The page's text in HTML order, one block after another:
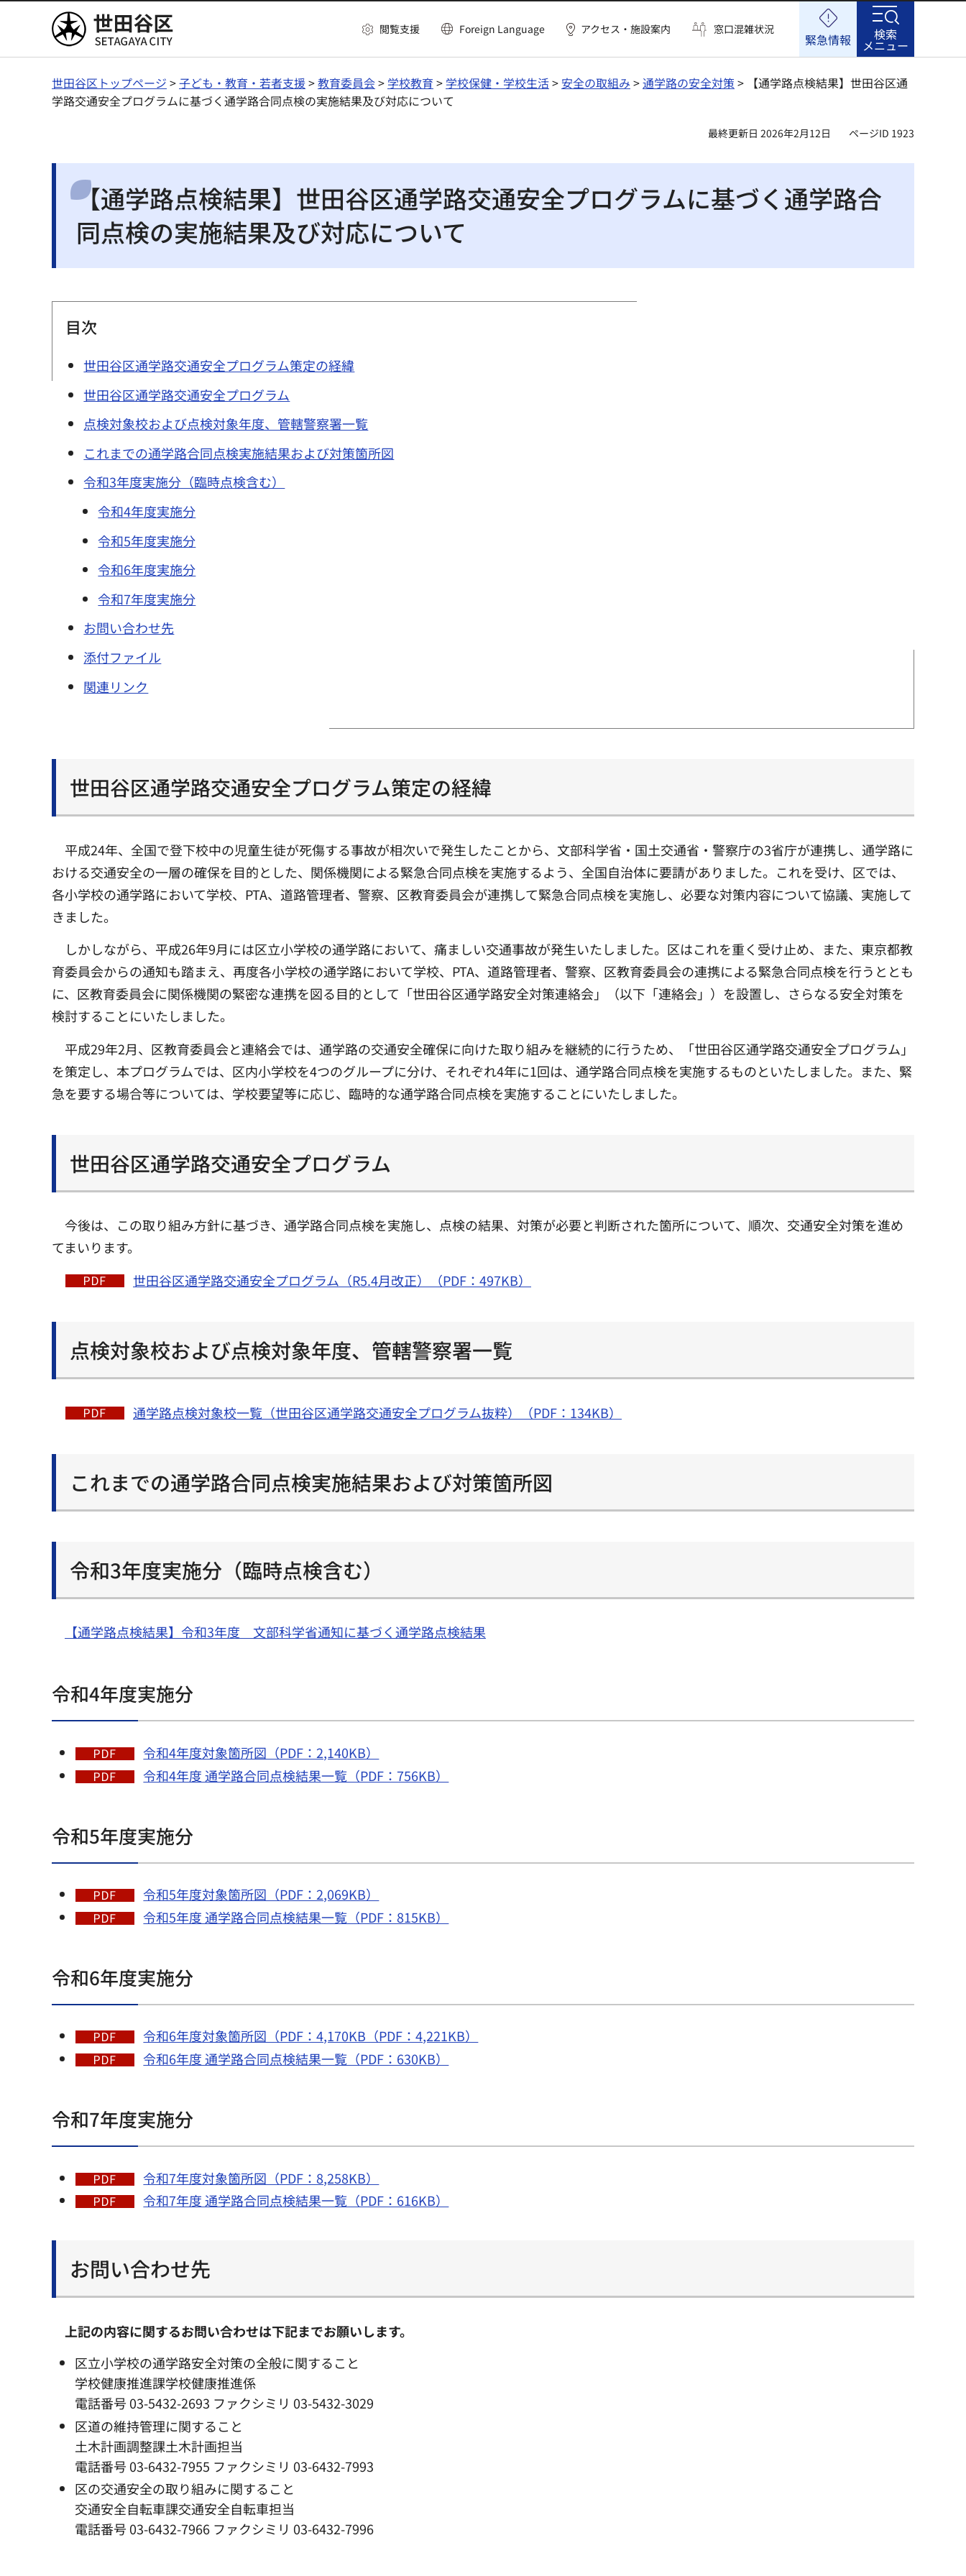
世田谷区 閲覧支援 Foreign Language アクセス・施設案内 窓口混雑状況
緊急情報 検索
メニュー
世田谷区トップページ >子ども・教育・若者支援>教育委員会> 学校教育 > 学校保健・学校生活> 安全の取組み >通学路の安全対策> 【通学路点検結果】世田谷区通
学路交通安全プログラムに基づく通学路合同点検の実施結果及び対応について
最終更新日 2026年2月12日 ページID 1923
【通学路点検結果】世田谷区通学路交通安全プログラムに基づく通学路合
同点検の実施結果及び対応について
目次
世田谷区通学路交通安全プログラム策定の経緯
世田谷区通学路交通安全プログラム
点検対象校および点検対象年度、管轄警察署一覧
これまでの通学路合同点検実施結果および対策箇所図
令和3年度実施分（臨時点検含む）
令和4年度実施分
令和5年度実施分
令和6年度実施分
令和7年度実施分
お問い合わせ先
添付ファイル
関連リンク
世田谷区通学路交通安全プログラム策定の経緯
平成24年、全国で登下校中の児童生徒が死傷する事故が相次いで発生したことから、文部科学省・国土交通省・警察庁の3省庁が連携し、通学路に
おける交通安全の一層の確保を目的とした、関係機関による緊急合同点検を実施するよう、全国自治体に要請がありました。これを受け、区では、
各小学校の通学路において学校、PTA、道路管理者、警察、区教育委員会が連携して緊急合同点検を実施し、必要な対策内容について協議、実施して
きました。
しかしながら、平成26年9月には区立小学校の通学路において、痛ましい交通事故が発生いたしました。区はこれを重く受け止め、また、東京都教
育委員会からの通知も踏まえ、再度各小学校の通学路において学校、PTA、道路管理者、警察、区教育委員会の連携による緊急合同点検を行うととも
に、区教育委員会に関係機関の緊密な連携を図る目的として「世田谷区通学路安全対策連絡会」（以下「連絡会」）を設置し、さらなる安全対策を
検討することにいたしました。
平成29年2月、区教育委員会と連絡会では、通学路の交通安全確保に向けた取り組みを継続的に行うため、「世田谷区通学路交通安全プログラム」
を策定し、本プログラムでは、区内小学校を4つのグループに分け、それぞれ4年に1回は、通学路合同点検を実施するものといたしました。また、緊
急を要する場合等については、学校要望等に応じ、臨時的な通学路合同点検を実施することにいたしました。
世田谷区通学路交通安全プログラム
今後は、この取り組み方針に基づき、通学路合同点検を実施し、点検の結果、対策が必要と判断された箇所について、順次、交通安全対策を進め
てまいります。
世田谷区通学路交通安全プログラム（R5.4月改正）（PDF：497KB）
点検対象校および点検対象年度、管轄警察署一覧
通学路点検対象校一覧（世田谷区通学路交通安全プログラム抜粋）（PDF：134KB）
これまでの通学路合同点検実施結果および対策箇所図
令和3年度実施分（臨時点検含む）
【通学路点検結果】令和3年度 文部科学省通知に基づく通学路点検結果
令和4年度実施分
令和4年度対象箇所図（PDF：2,140KB）
令和4年度 通学路合同点検結果一覧（PDF：756KB）
令和5年度実施分
令和5年度対象箇所図（PDF：2,069KB）
令和5年度 通学路合同点検結果一覧（PDF：815KB）
令和6年度実施分
令和6年度対象箇所図（PDF：4,170KB（PDF：4,221KB）
令和6年度 通学路合同点検結果一覧（PDF：630KB）
令和7年度実施分
令和7年度対象箇所図（PDF：8,258KB）
令和7年度 通学路合同点検結果一覧（PDF：616KB）
お問い合わせ先
上記の内容に関するお問い合わせは下記までお願いします。
区立小学校の通学路安全対策の全般に関すること
学校健康推進課学校健康推進係
電話番号 03-5432-2693 ファクシミリ 03-5432-3029
区道の維持管理に関すること
土木計画調整課土木計画担当
電話番号 03-6432-7955 ファクシミリ 03-6432-7993
区の交通安全の取り組みに関すること
交通安全自転車課交通安全自転車担当
電話番号 03-6432-7966 ファクシミリ 03-6432-7996